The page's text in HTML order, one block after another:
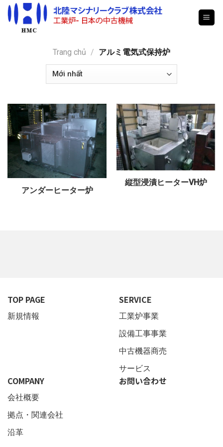
Skip
content
Trang chủ / アルミ電気式保持炉
アンダーヒーター炉
縦型浸漬ヒーターVH炉
TOP PAGE
新規情報
SERVICE
工業炉事業
設備工事事業
中古機器商売
サービス
COMPANY
会社概要
拠点・関連会社
沿革
お問い合わせ